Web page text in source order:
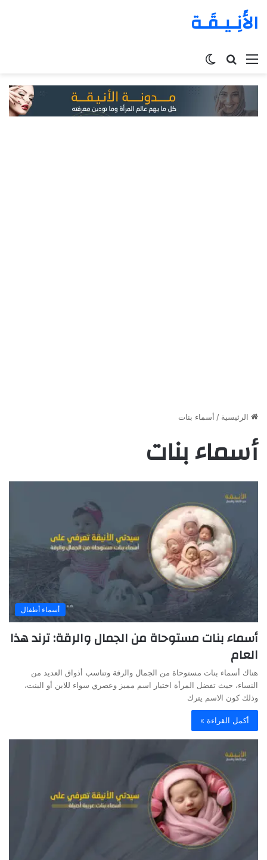
الأَنِـيـقَـة
القائمة بحث
الرئيسية / أسماء بنات
أسماء بنات
أسماء أطفال
أسماء بنات مستوحاة من الجمال والرقة: ترند هذا
العام
هناك أسماء بنات مستوحاة من الجمال والرقة وتناسب أذواق العديد من
النساء، حيث تفضل المرأة اختيار اسم مميز وعصري سواء للابن أو البنت،
وذلك كون الاسم يترك
أكمل القراءة »